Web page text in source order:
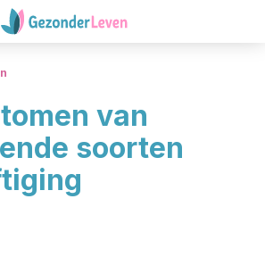
van
soorten